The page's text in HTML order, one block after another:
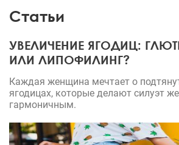
Статьи
УВЕЛИЧЕНИЕ ЯГОДИЦ:
ИЛИ ЛИПОФИЛИНГ?
Каждая женщина мечтает о
ягодицах, которые делают силуэт
гармоничным.